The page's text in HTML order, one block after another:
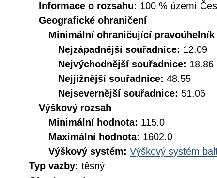
Informace o rozsahu: 100 % území
Geografické ohraničení
Minimální ohraničující pravoúhelník
Nejzápadnější souřadnice: 12.09
Nejvýchodnější souřadnice: 18.86
Nejjižnější souřadnice: 48.55
Nejsevernější souřadnice: 51.06
Výškový rozsah
Minimální hodnota: 115.0
Maximální hodnota: 1602.0
Výškový systém: Výškový systém
Typ vazby: těsný